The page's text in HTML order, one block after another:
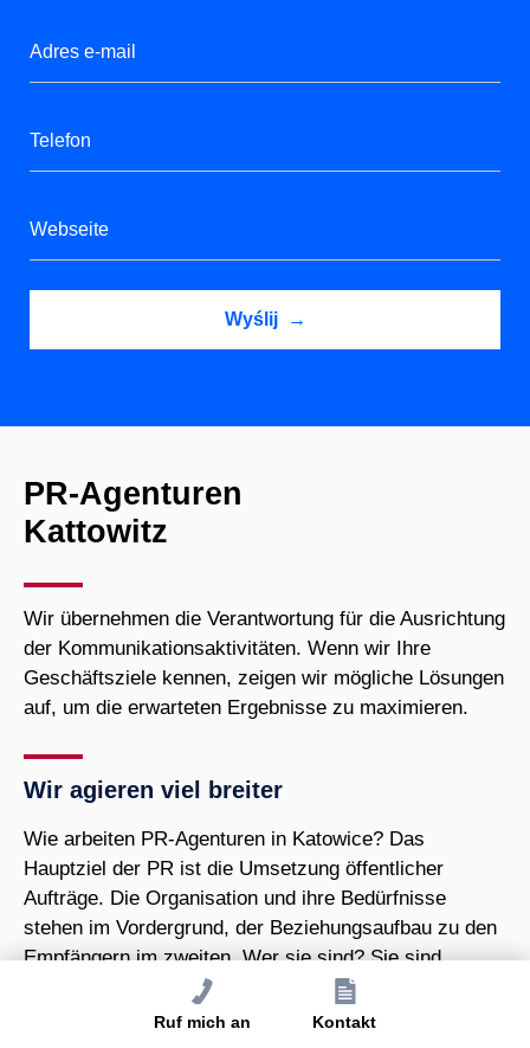
PR-Agenturen
Kattowitz
Wir übernehmen die Verantwortung für die Ausrichtung
der Kommunikationsaktivitäten. Wenn wir Ihre
Geschäftsziele kennen, zeigen wir mögliche Lösungen
auf, um die erwarteten Ergebnisse zu maximieren.
Wir agieren viel breiter
Wie arbeiten PR-Agenturen in Katowice? Das
Hauptziel der PR ist die Umsetzung öffentlicher
Aufträge. Die Organisation und ihre Bedürfnisse
stehen im Vordergrund, der Beziehungsaufbau zu den
Empfängern im zweiten. Wer sie sind? Sie sind
Kunden, Auftragnehmer, potenzielle Investoren, aber
auch lokale Regierungen und
Ruf mich an Kontakt